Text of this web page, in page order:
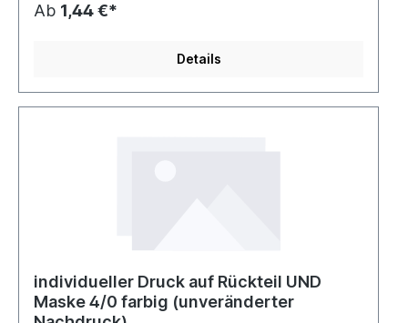
Ab 1,44 €*
Details
individueller Druck auf Rückteil UND
Maske 4/0 farbig (unveränderter